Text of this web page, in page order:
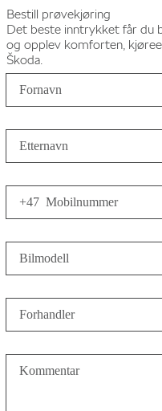
Bestill prøvekjøring
Det beste inntrykket får du
og opplev komforten,
Škoda.
Fornavn
Etternavn
+47 Mobilnummer
Bilmodell
Forhandler
Kommentar